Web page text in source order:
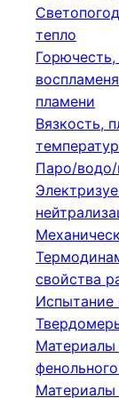
тепло
Горючесть,
пламени
Вязкость,
Паро/водо/
свойства
Испытание
Материалы
Материалы